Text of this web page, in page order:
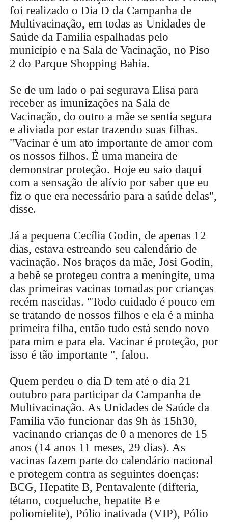
foi realizado o Dia D da Campanha de
Multivacinação, em todas as Unidades de
Saúde da Família espalhadas pelo
município e na Sala de Vacinação, no Piso
2 do Parque Shopping Bahia.
Se de um lado o pai segurava Elisa para
receber as imunizações na Sala de
Vacinação, do outro a mãe se sentia segura
e aliviada por estar trazendo suas filhas.
"Vacinar é um ato importante de amor com
os nossos filhos. É uma maneira de
demonstrar proteção. Hoje eu saio daqui
com a sensação de alívio por saber que eu
fiz o que era necessário para a saúde delas",
disse.
Já a pequena Cecília Godin, de apenas 12
dias, estava estreando seu calendário de
vacinação. Nos braços da mãe, Josi Godin,
a bebê se protegeu contra a meningite, uma
das primeiras vacinas tomadas por crianças
recém nascidas. "Todo cuidado é pouco em
se tratando de nossos filhos e ela é a minha
primeira filha, então tudo está sendo novo
para mim e para ela. Vacinar é proteção, por
isso é tão importante ", falou.
Quem perdeu o dia D tem até o dia 21
outubro para participar da Campanha de
Multivacinação. As Unidades de Saúde da
Família vão funcionar das 9h às 15h30,
vacinando crianças de 0 a menores de 15
anos (14 anos 11 meses, 29 dias). As
vacinas fazem parte do calendário nacional
e protegem contra as seguintes doenças:
BCG, Hepatite B, Pentavalente (difteria,
tétano, coqueluche, hepatite B e
poliomielite), Pólio inativada (VIP), Pólio